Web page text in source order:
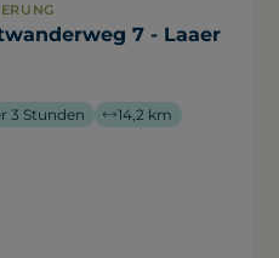
7 - Laaer
3 Stunden 14,2 km